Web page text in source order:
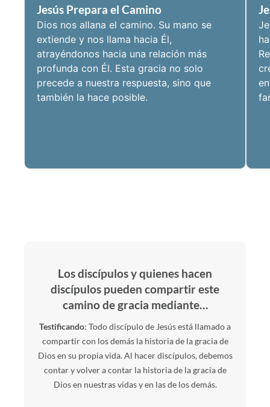
Jesús Prepara el Camino
Dios nos allana el camino. Su mano se
extiende y nos llama hacia Él,
atrayéndonos hacia una relación más
profunda con Él. Esta gracia no solo
precede a nuestra respuesta, sino que
también la hace posible.
Los discípulos y quienes hacen
discípulos pueden compartir este
camino de gracia mediante…
Testificando: Todo discípulo de Jesús está llamado a
compartir con los demás la historia de la gracia de
Dios en su propia vida. Al hacer discípulos, debemos
contar y volver a contar la historia de la gracia de
Dios en nuestras vidas y en las de los demás.